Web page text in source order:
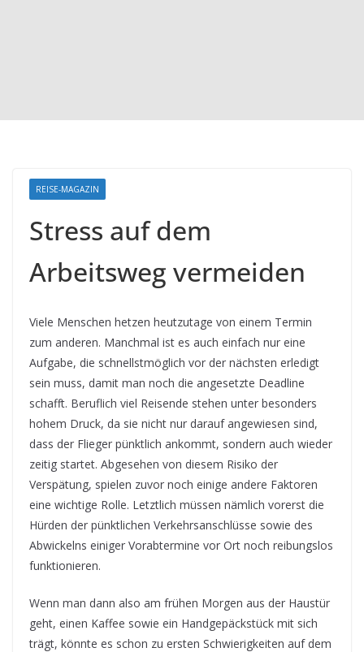
REISE-MAGAZIN
Stress auf dem
Arbeitsweg vermeiden
Viele Menschen hetzen heutzutage von einem Termin
zum anderen. Manchmal ist es auch einfach nur eine
Aufgabe, die schnellstmöglich vor der nächsten erledigt
sein muss, damit man noch die angesetzte Deadline
schafft. Beruflich viel Reisende stehen unter besonders
hohem Druck, da sie nicht nur darauf angewiesen sind,
dass der Flieger pünktlich ankommt, sondern auch wieder
zeitig startet. Abgesehen von diesem Risiko der
Verspätung, spielen zuvor noch einige andere Faktoren
eine wichtige Rolle. Letztlich müssen nämlich vorerst die
Hürden der pünktlichen Verkehrsanschlüsse sowie des
Abwickelns einiger Vorabtermine vor Ort noch reibungslos
funktionieren.
Wenn man dann also am frühen Morgen aus der Haustür
geht, einen Kaffee sowie ein Handgepäckstück mit sich
trägt, könnte es schon zu ersten Schwierigkeiten auf dem